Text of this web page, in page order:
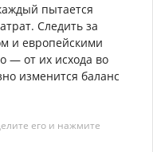
пытается
Следить за
и европейскими
— от их исхода во
изменится баланс
его и нажмите